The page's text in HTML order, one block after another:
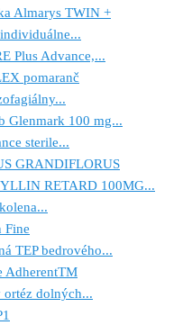
Almarys TWIN +
Plus Advance,...
pomaranč
Glenmark 100 mg...
sterile...
GRANDIFLORUS
RETARD 100MG...
Fine
TEP bedrového...
AdherentTM
ortéz dolných...